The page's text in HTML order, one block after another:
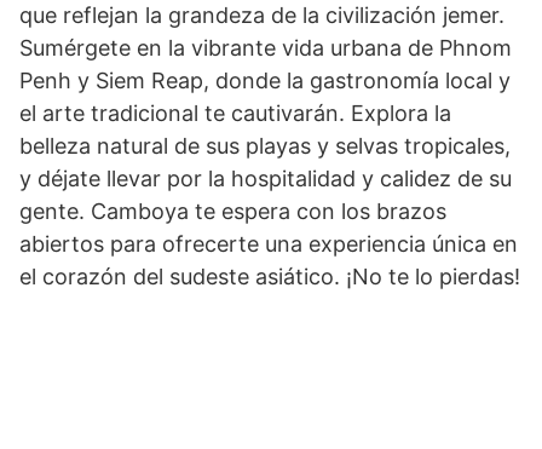
que reflejan la grandeza de la civilización jemer.
Sumérgete en la vibrante vida urbana de Phnom
Penh y Siem Reap, donde la gastronomía local y
el arte tradicional te cautivarán. Explora la
belleza natural de sus playas y selvas tropicales,
y déjate llevar por la hospitalidad y calidez de su
gente. Camboya te espera con los brazos
abiertos para ofrecerte una experiencia única en
el corazón del sudeste asiático. ¡No te lo pierdas!